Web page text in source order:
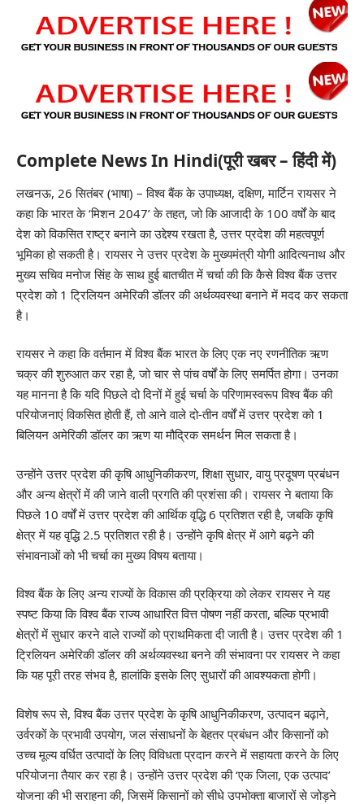
Complete News In Hindi(पूरी खबर – हिंदी में)
लखनऊ, 26 सितंबर (भाषा) – विश्व बैंक के उपाध्यक्ष, दक्षिण, मार्टिन रायसर ने
कहा कि भारत के ‘मिशन 2047’ के तहत, जो कि आजादी के 100 वर्षों के बाद
देश को विकसित राष्ट्र बनाने का उद्देश्य रखता है, उत्तर प्रदेश की महत्वपूर्ण
भूमिका हो सकती है। रायसर ने उत्तर प्रदेश के मुख्यमंत्री योगी आदित्यनाथ और
मुख्य सचिव मनोज सिंह के साथ हुई बातचीत में चर्चा की कि कैसे विश्व बैंक उत्तर
प्रदेश को 1 ट्रिलियन अमेरिकी डॉलर की अर्थव्यवस्था बनाने में मदद कर सकता
है।
रायसर ने कहा कि वर्तमान में विश्व बैंक भारत के लिए एक नए रणनीतिक ऋण
चक्र की शुरुआत कर रहा है, जो चार से पांच वर्षों के लिए समर्पित होगा। उनका
यह मानना है कि यदि पिछले दो दिनों में हुई चर्चा के परिणामस्वरूप विश्व बैंक की
परियोजनाएं विकसित होती हैं, तो आने वाले दो-तीन वर्षों में उत्तर प्रदेश को 1
बिलियन अमेरिकी डॉलर का ऋण या मौद्रिक समर्थन मिल सकता है।
उन्होंने उत्तर प्रदेश की कृषि आधुनिकीकरण, शिक्षा सुधार, वायु प्रदूषण प्रबंधन
और अन्य क्षेत्रों में की जाने वाली प्रगति की प्रशंसा की। रायसर ने बताया कि
पिछले 10 वर्षों में उत्तर प्रदेश की आर्थिक वृद्धि 6 प्रतिशत रही है, जबकि कृषि
क्षेत्र में यह वृद्धि 2.5 प्रतिशत रही है। उन्होंने कृषि क्षेत्र में आगे बढ़ने की
संभावनाओं को भी चर्चा का मुख्य विषय बताया।
विश्व बैंक के लिए अन्य राज्यों के विकास की प्रक्रिया को लेकर रायसर ने यह
स्पष्ट किया कि विश्व बैंक राज्य आधारित वित्त पोषण नहीं करता, बल्कि प्रभावी
क्षेत्रों में सुधार करने वाले राज्यों को प्राथमिकता दी जाती है। उत्तर प्रदेश की 1
ट्रिलियन अमेरिकी डॉलर की अर्थव्यवस्था बनने की संभावना पर रायसर ने कहा
कि यह पूरी तरह संभव है, हालांकि इसके लिए सुधारों की आवश्यकता होगी।
विशेष रूप से, विश्व बैंक उत्तर प्रदेश के कृषि आधुनिकीकरण, उत्पादन बढ़ाने,
उर्वरकों के प्रभावी उपयोग, जल संसाधनों के बेहतर प्रबंधन और किसानों को
उच्च मूल्य वर्धित उत्पादों के लिए विविधता प्रदान करने में सहायता करने के लिए
परियोजना तैयार कर रहा है। उन्होंने उत्तर प्रदेश की ‘एक जिला, एक उत्पाद’
योजना की भी सराहना की, जिसमें किसानों को सीधे उपभोक्ता बाजारों से जोड़ने